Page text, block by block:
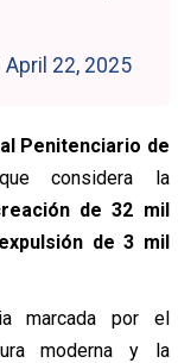
April 22, 2025
Penitenciario de
considera la
de 32 mil
expulsión de 3 mil
marcada por el
moderna y la